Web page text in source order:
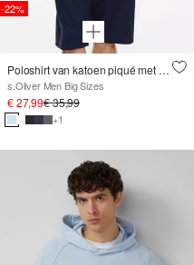
-22%
Poloshirt van katoen piqué met contrasterende details
s.Oliver Men Big Sizes
€ 27,99€ 35,99
+1